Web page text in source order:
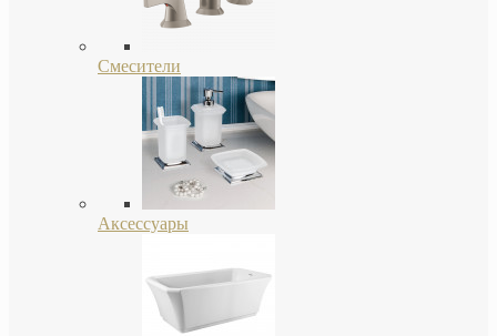
Смесители
Аксессуары